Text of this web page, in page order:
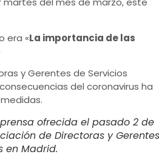
era «La importancia de las
y Gerentes de Servicios
del coronavirus ha
ofrecida el pasado 2 de
de Directoras y
en Madrid.